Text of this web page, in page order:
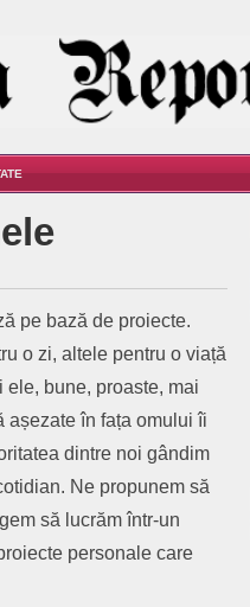
pe bază de proiecte.
o zi, altele pentru o viață
ele, bune, proaste, mai
așezate în fața omului îi
dintre noi gândim
Ne propunem să
să lucrăm într-un
personale care